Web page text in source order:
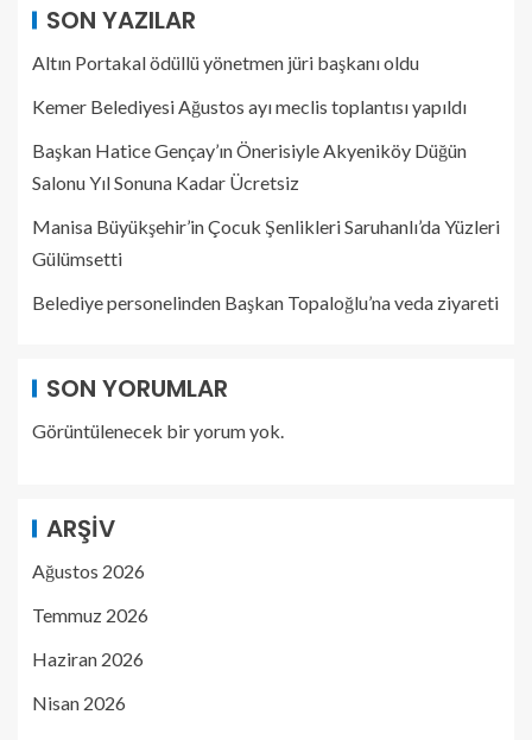
SON YAZILAR
Altın Portakal ödüllü yönetmen jüri başkanı oldu
Kemer Belediyesi Ağustos ayı meclis toplantısı yapıldı
Başkan Hatice Gençay’ın Önerisiyle Akyeniköy Düğün
Salonu Yıl Sonuna Kadar Ücretsiz
Manisa Büyükşehir’in Çocuk Şenlikleri Saruhanlı’da Yüzleri
Gülümsetti
Belediye personelinden Başkan Topaloğlu’na veda ziyareti
SON YORUMLAR
Görüntülenecek bir yorum yok.
ARŞIV
Ağustos 2026
Temmuz 2026
Haziran 2026
Nisan 2026